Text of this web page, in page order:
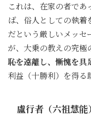
これは、在家の者で
ば、俗人としての執着
だという厳しいメッセ
が、大乗の教えの究極
恥を遠離し、慚愧を具
利益（十勝利）を得る
盧行者（六祖慧